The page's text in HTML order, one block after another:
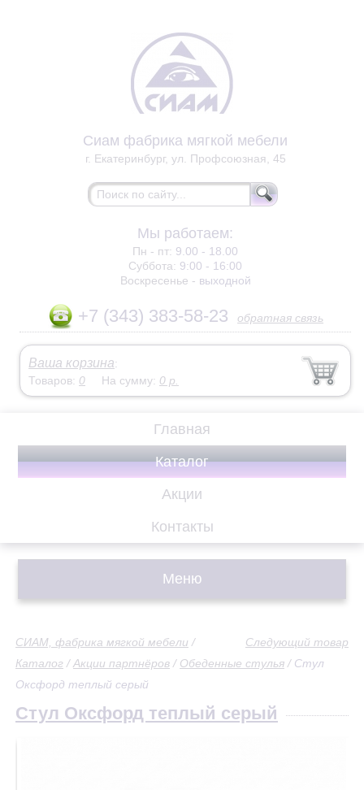
Сиам фабрика мягкой мебели
г. Екатеринбург, ул. Профсоюзная, 45
Мы работаем:
Пн - пт: 9.00 - 18.00
Суббота: 9:00 - 16:00
Воскресенье - выходной
+7 (343) 383-58-23 обратная связь
Ваша корзина:
Товаров: 0 На сумму: 0 р.
Главная
Каталог
Акции
Контакты
Меню
Следующий товар
СИАМ, фабрика мягкой мебели /
Каталог /Акции партнёров / Обеденные стулья / Стул
Оксфорд теплый серый
Стул Оксфорд теплый серый